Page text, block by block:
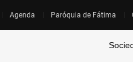
Agenda Paróquia de Fátima